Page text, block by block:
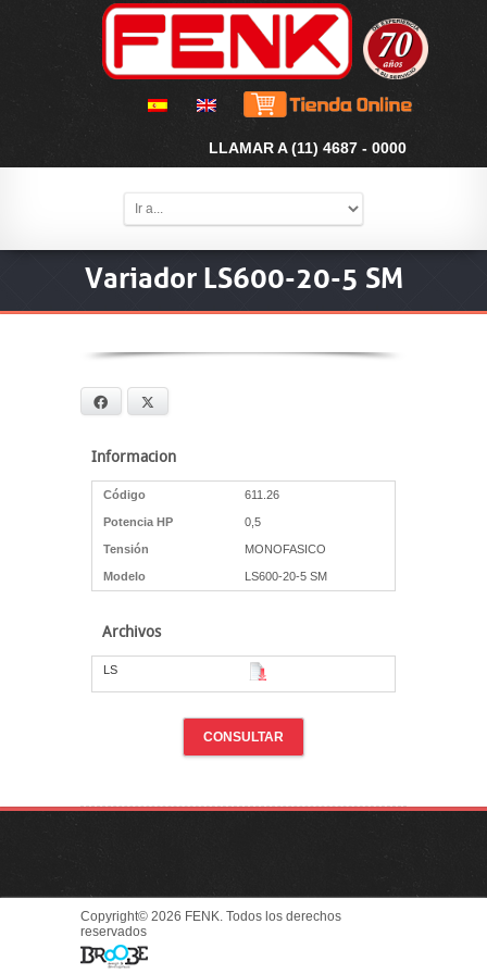
LLAMAR A (11) 4687 - 0000
Variador LS600-20-5 SM
Facebook
Informacion
Código 611.26
Potencia HP 0,5
Tensión MONOFASICO
Modelo LS600-20-5 SM
Archivos
LS
CONSULTAR
Copyright© 2026 FENK. Todos los derechos
reservados